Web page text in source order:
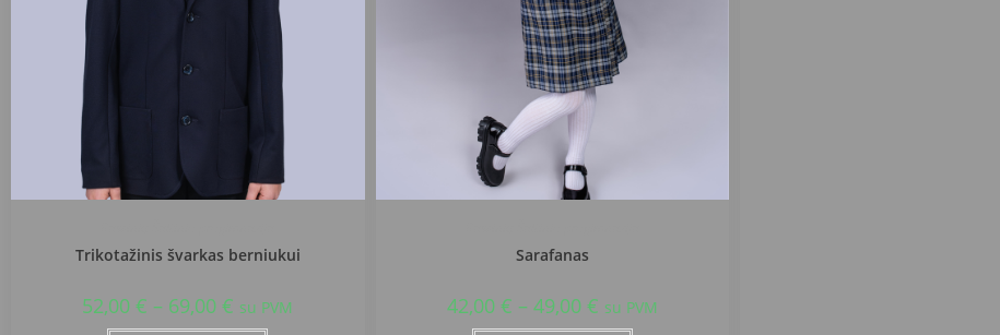
Trikotažinis švarkas berniukui
52,00€ – 69,00€ su PVM
Sarafanas
42,00 € – 49,00 € su PVM